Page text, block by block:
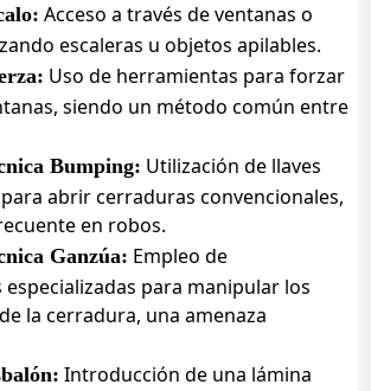
Acceso a través de ventanas o
escaleras u objetos apilables.
Uso de herramientas para forzar
siendo un método común entre
Bumping: Utilización de llaves
abrir cerraduras convencionales,
en robos.
Ganzúa: Empleo de
para manipular los
la cerradura, una amenaza
Introducción de una lámina